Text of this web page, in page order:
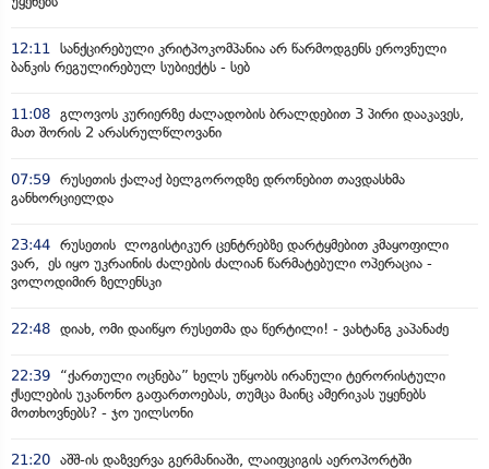
12:11
სანქცირებული კრიტპოკომპანია არ წარმოდგენს ეროვნული
ბანკის რეგულირებულ სუბიექტს - სებ
11:08 გლოვოს კურიერზე ძალადობის ბრალდებით 3 პირი დააკავეს,
მათ შორის 2 არასრულწლოვანი
07:59 რუსეთის ქალაქ ბელგოროდზე დრონებით თავდასხმა
განხორციელდა
23:44 რუსეთის ლოგისტიკურ ცენტრებზე დარტყმებით კმაყოფილი
ვარ, ეს იყო უკრაინის ძალების ძალიან წარმატებული ოპერაცია -
ვოლოდიმირ ზელენსკი
22:48 დიახ, ომი დაიწყო რუსეთმა და წერტილი! - ვახტანგ კაპანაძე
22:39
“ქართული ოცნება” ხელს უწყობს ირანული ტერორისტული
ქსელების უკანონო გაფართოებას, თუმცა მაინც ამერიკას უყენებს
მოთხოვნებს? - ჯო უილსონი
21:20 აშშ-ის დაზვერვა გერმანიაში, ლაიფციგის აეროპორტში